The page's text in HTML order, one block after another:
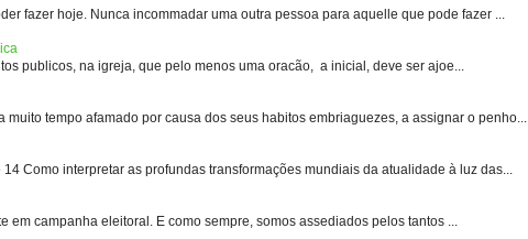
fazer hoje. Nunca incommadar uma outra pessoa para aquelle que pode fazer ...
publicos, na igreja, que pelo menos uma oracão, a inicial, deve ser ajoe...
tempo afamado por causa dos seus habitos embriaguezes, a assignar o penho...
14 Como interpretar as profundas transformações mundiais da atualidade à luz das...
em campanha eleitoral. E como sempre, somos assediados pelos tantos ...